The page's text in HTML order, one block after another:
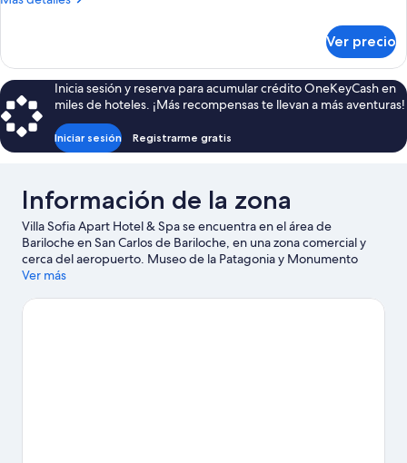
Deluxe
Ver precio
Inicia sesión y reserva para acumular crédito OneKeyCash en
miles de hoteles. ¡Más recompensas te llevan a más aventuras!
Iniciar sesión Registrarme gratis
Información de la zona
Villa Sofia Apart Hotel & Spa se encuentra en el área de
Bariloche en San Carlos de Bariloche, en una zona comercial y
cerca del aeropuerto. Museo de la Patagonia y Monumento
Histórico Municipal Capilla La Inmaculada son sitios
se pueden hacer actividades incluyen Cerro Catedral y La Base
Ver más